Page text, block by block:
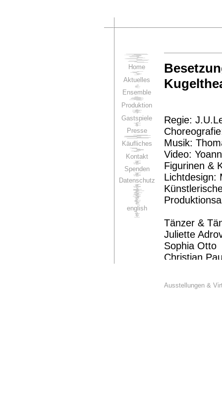
Home
Aktuelles
Ensemble
Produktion
Gastspiele
Presse
Käufliches
Kontakt
Spenden
Datenschutz
english
Regie:
Musik:
Video:
Figurinen &
Lichtdesign:
Tänzer &
Juliette
Sophia Otto
Christian
Eine
Ausstellungen &